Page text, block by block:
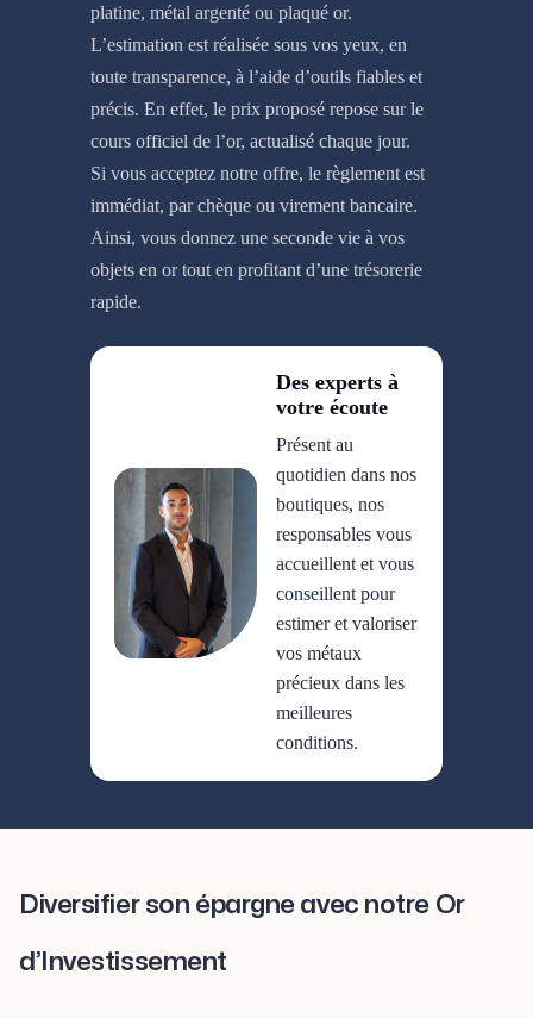
platine, métal argenté ou plaqué or.
L’estimation est réalisée sous vos yeux, en
toute transparence, à l’aide d’outils fiables et
précis. En effet, le prix proposé repose sur le
cours officiel de l’or, actualisé chaque jour.
Si vous acceptez notre offre, le règlement est
immédiat, par chèque ou virement bancaire.
Ainsi, vous donnez une seconde vie à vos
objets en or tout en profitant d’une trésorerie
rapide.
Des experts à
votre écoute
Présent au
quotidien dans nos
boutiques, nos
responsables vous
accueillent et vous
conseillent pour
estimer et valoriser
vos métaux
précieux dans les
meilleures
conditions.
Diversifier son épargne avec notre Or
d’Investissement